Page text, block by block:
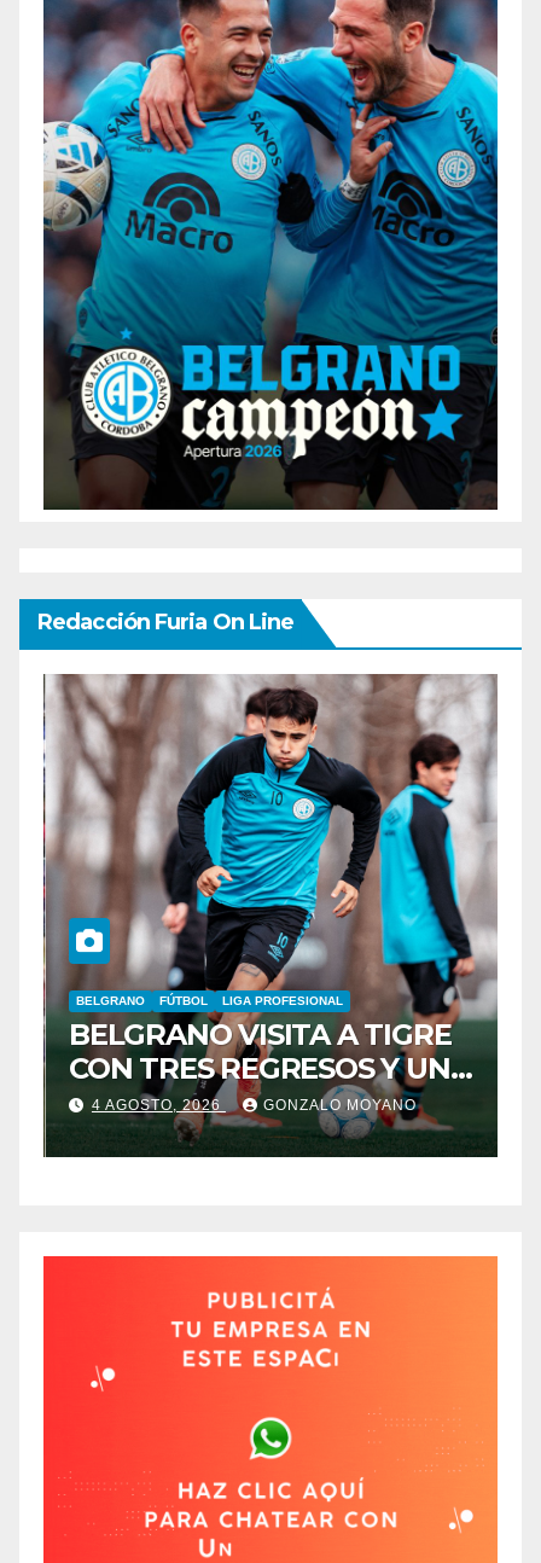
Redacción Furia On Line
BELGRANO FÚTBOL LIGA PROFESIONAL
BELGRANO VISITA A TIGRE
CON TRES REGRESOS Y UNA
BAJA OBLIGADA
4 AGOSTO, 2026 GONZALO MOYANO